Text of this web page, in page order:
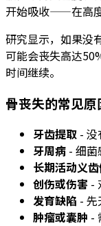
开始吸收——在高
研究显示，如果没
可能会丧失高达
时间继续。
骨丧失的常见原
牙齿提取 -
牙周病 - 细
长期活动义
创伤或伤害 -
发育缺陷 - 先
肿瘤或囊肿 -